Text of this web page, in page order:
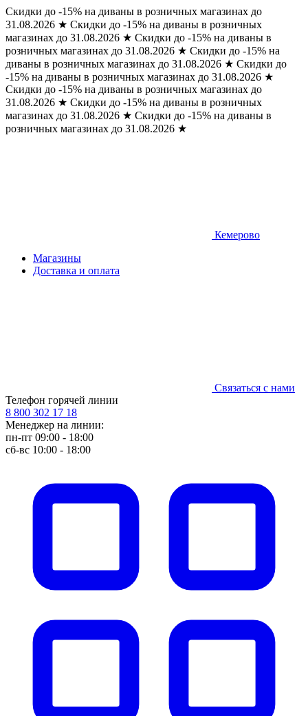
Скидки до -15% на диваны в розничных магазинах до
31.08.2026 ★ Скидки до -15% на диваны в розничных
магазинах до 31.08.2026 ★ Скидки до -15% на диваны в
розничных магазинах до 31.08.2026 ★ Скидки до -15% на
диваны в розничных магазинах до 31.08.2026 ★ Скидки до
-15% на диваны в розничных магазинах до 31.08.2026 ★
Скидки до -15% на диваны в розничных магазинах до
31.08.2026 ★ Скидки до -15% на диваны в розничных
магазинах до 31.08.2026 ★ Скидки до -15% на диваны в
розничных магазинах до 31.08.2026 ★
Кемерово
Магазины
Доставка и оплата
Связаться с нами
Телефон горячей линии
8 800 302 17 18
Менеджер на линии:
пн-пт 09:00 - 18:00
сб-вс 10:00 - 18:00